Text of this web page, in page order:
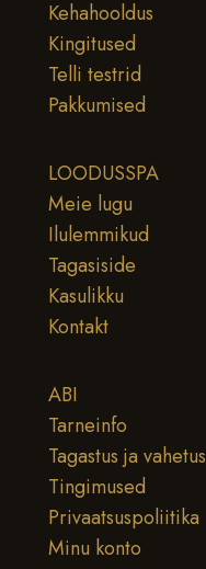
Kehahooldus
Kingitused
Telli testrid
Pakkumised
LOODUSSPA
Meie lugu
Ilulemmikud
Tagasiside
Kasulikku
Kontakt
ABI
Tarneinfo
Tagastus ja vahetus
Tingimused
Privaatsuspoliitika
Minu konto